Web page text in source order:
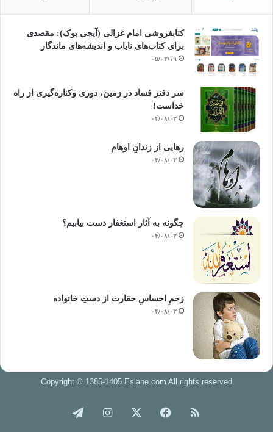
کتابفروشی امام غزالی (آیجی بوک): مقصدی
برای کتاب‌های نایاب و اندیشه‌های ماندگار
۰۵/۰۳/۱۹
سر دفتر فساد در زمین‌، دوری وکناره‌گیری از راه
خداست‌!
۰۴/۰۸/۰۳
رهایی از زندانِ اوهام
۰۴/۰۸/۰۳
چگونه به آثار استغفار دست بیابیم؟
۰۴/۰۸/۰۳
زخمِ احساسِ حقارت از دستِ خانواده
۰۴/۰۸/۰۳
Copyright © 1385-1405 Eslahe.com All rights reserved
خوراک فیس اینستاگرام